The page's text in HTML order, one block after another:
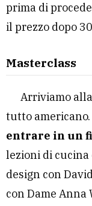
prima di
il prezzo dopo
Masterclass
Arriviamo
tutto
entrare in un
lezioni di cucina
design con
con Dame